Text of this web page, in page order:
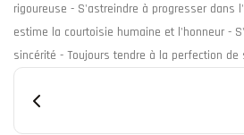
rigoureuse - S'astreindre à progresser dans
estime la courtoisie humaine et l'honneur -
sincérité - Toujours tendre à la perfection de